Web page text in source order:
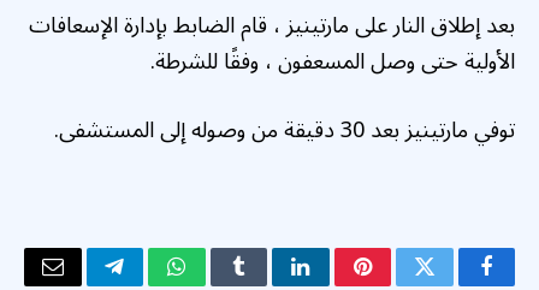
بعد إطلاق النار على مارتينيز ، قام الضابط بإدارة الإسعافات
الأولية حتى وصل المسعفون ، وفقًا للشرطة.
توفي مارتينيز بعد 30 دقيقة من وصوله إلى المستشفى.
فيسبوكتويتر بينتيريستلينكدإنTumblrواتسابتيلقرامالبريد